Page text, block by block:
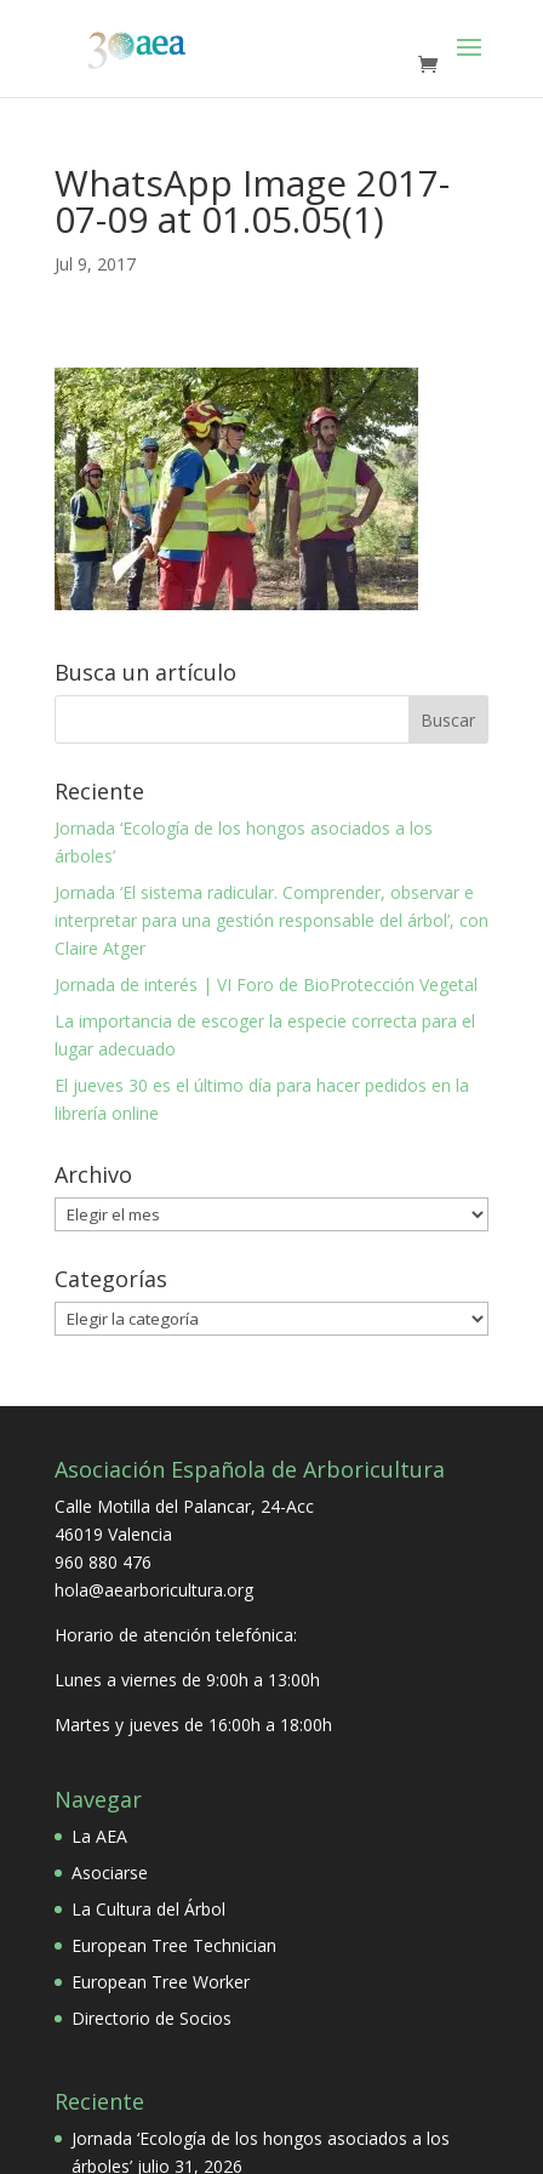
WhatsApp Image 2017-
07-09 at 01.05.05(1)
Jul 9, 2017
Busca un artículo
Reciente
Jornada ‘Ecología de los hongos asociados a los
árboles’
Jornada ‘El sistema radicular. Comprender, observar e
interpretar para una gestión responsable del árbol’, con
Claire Atger
Jornada de interés | VI Foro de BioProtección Vegetal
La importancia de escoger la especie correcta para el
lugar adecuado
El jueves 30 es el último día para hacer pedidos en la
librería online
Archivo
Archivo
Categorías
Categorías
Asociación Española de Arboricultura
Calle Motilla del Palancar, 24-Acc
46019 Valencia
960 880 476
hola@aearboricultura.org
Horario de atención telefónica:
Lunes a viernes de 9:00h a 13:00h
Martes y jueves de 16:00h a 18:00h
Navegar
La AEA
Asociarse
La Cultura del Árbol
European Tree Technician
European Tree Worker
Directorio de Socios
Reciente
Jornada ‘Ecología de los hongos asociados a los
árboles’ julio 31, 2026